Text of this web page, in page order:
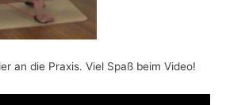
an die Praxis. Viel Spaß beim Video!